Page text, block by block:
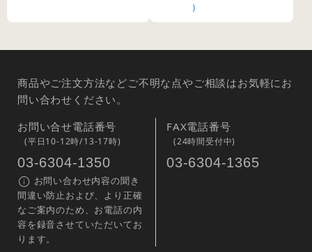
）
商品やご注文方法などご不明な点やご相談はお気軽にお
問い合わせください。
お問い合せ電話番号
(平日10-12時/13-17時)
03-6304-1350
お問い合わせ内容の聞き
間違い防止および、より正確
なご案内のため、お電話の内
容を録音させていただいてお
ります。
FAX電話番号
(24時間受付中)
03-6304-1365